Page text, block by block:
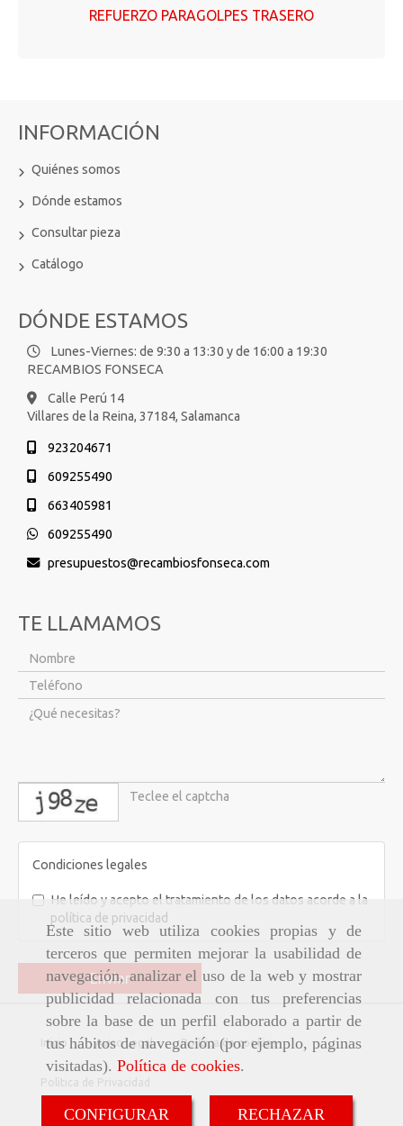
Este sitio web utiliza cookies propias y de
terceros que permiten mejorar la usabilidad de
navegación, analizar el uso de la web y mostrar
publicidad relacionada con tus preferencias
sobre la base de un perfil elaborado a partir de
tus hábitos de navegación (por ejemplo, páginas
visitadas). Política de cookies.
CONFIGURAR RECHAZAR
REFUERZO PARAGOLPES TRASERO
INFORMACIÓN
Quiénes somos
Dónde estamos
Consultar pieza
Catálogo
DÓNDE ESTAMOS
Lunes-Viernes: de 9:30 a 13:30 y de 16:00 a 19:30
RECAMBIOS FONSECA
Calle Perú 14
Villares de la Reina, 37184, Salamanca
923204671
609255490
663405981
609255490
presupuestos
recambiosfonseca.com
TE LLAMAMOS
captcha
Condiciones legales
He leído y acepto el tratamiento de los datos acorde a la
política de privacidad
Enviar
Inicio Aviso Legal Política de cookies
Política de Privacidad